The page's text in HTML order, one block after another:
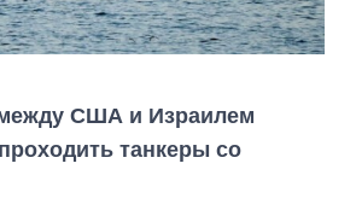
США и Израилем
танкеры со